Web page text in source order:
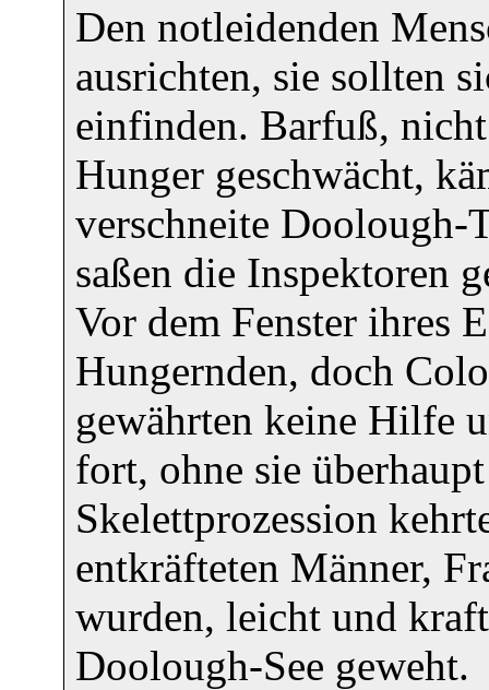
Den notleidenden
ausrichten, sie sollten
einfinden. Barfuß,
Hunger geschwächt,
verschneite
saßen die Inspektoren
Vor dem Fenster ihres
Hungernden, doch
gewährten keine Hilfe
fort, ohne sie
Skelettprozession
entkräfteten Männer,
wurden, leicht und
Doolough-See geweht.